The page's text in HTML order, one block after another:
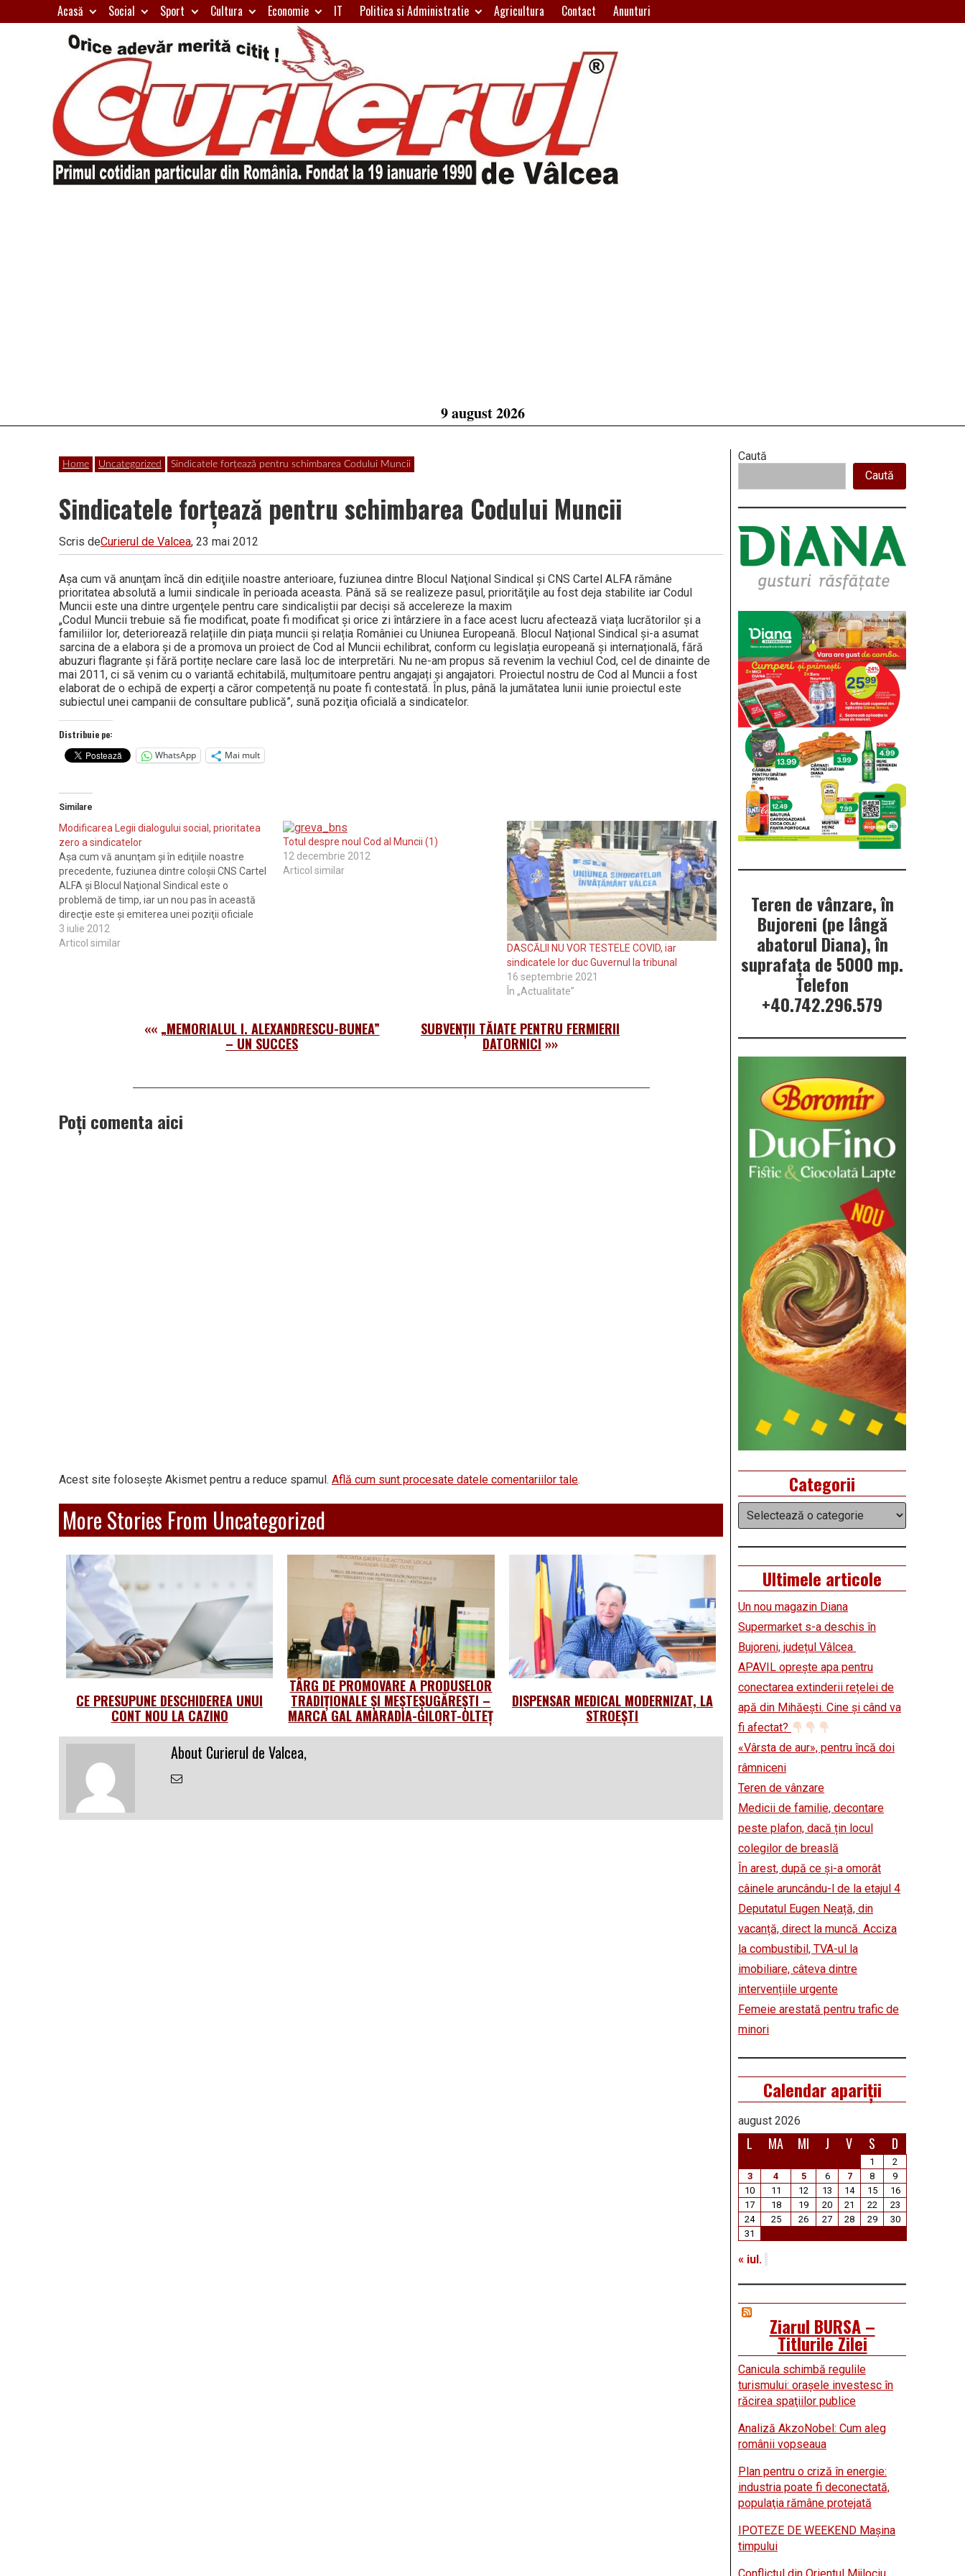
to
Acasă Social Sport Cultura Economie IT Politica si Administratie Agricultura Contact Anunturi
9 august 2026
Home Uncategorized Sindicatele forţează pentru schimbarea Codului Muncii
Sindicatele forţează pentru schimbarea Codului Muncii
Scris deCurierul de Valcea, 23 mai 2012
Aşa cum vă anunţam încă din ediţiile noastre anterioare, fuziunea dintre Blocul Naţional Sindical şi CNS Cartel ALFA rămâne
prioritatea absolută a lumii sindicale în perioada aceasta. Până să se realizeze pasul, priorităţile au fost deja stabilite iar Codul
Muncii este una dintre urgenţele pentru care sindicaliştii par decişi să accelereze la maxim
„Codul Muncii trebuie să fie modificat, poate fi modificat și orice zi întârziere în a face acest lucru afectează viața lucrătorilor și a
familiilor lor, deteriorează relațiile din piața muncii și relația României cu Uniunea Europeană. Blocul Național Sindical și-a asumat
sarcina de a elabora și de a promova un proiect de Cod al Muncii echilibrat, conform cu legislația europeană și internațională, fără
abuzuri flagrante și fără portițe neclare care lasă loc de interpretări. Nu ne-am propus să revenim la vechiul Cod, cel de dinainte de
mai 2011, ci să venim cu o variantă echitabilă, mulțumitoare pentru angajați și angajatori. Proiectul nostru de Cod al Muncii a fost
elaborat de o echipă de experți a căror competență nu poate fi contestată. În plus, până la jumătatea lunii iunie proiectul este
subiectul unei campanii de consultare publică”, sună poziţia oficială a sindicatelor.
Distribuie pe:
WhatsApp
Mai mult
Similare
Modificarea Legii dialogului social, prioritatea
zero a sindicatelor
Aşa cum vă anunţam şi în ediţiile noastre
precedente, fuziunea dintre coloşii CNS Cartel
ALFA şi Blocul Naţional Sindical este o
problemă de timp, iar un nou pas în această
direcţie este şi emiterea unei poziţii oficiale
co­mu­ne pe tema viitorului apropiat: „Con­siliile
generale ale Confederaţiei Naţionale Sindicale
3 iulie 2012
Articol similar
Totul despre noul Cod al Muncii (1)
12 decembrie 2012
Articol similar
DASCĂLII NU VOR TESTELE COVID, iar
sindicatele lor duc Guvernul la tribunal
16 septembrie 2021
În „Actualitate”
«« „MEMORIALUL I. ALEXANDRESCU-BUNEA”
– UN SUCCES
SUBVENŢII TĂIATE PENTRU FERMIERII
DATORNICI »»
Poți comenta aici
Acest site folosește Akismet pentru a reduce spamul. Află cum sunt procesate datele comentariilor tale.
More Stories From Uncategorized
CE PRESUPUNE DESCHIDEREA UNUI
CONT NOU LA CAZINO
TÂRG DE PROMOVARE A PRODUSELOR
TRADIȚIONALE ȘI MEȘTEȘUGĂREȘTI –
MARCA GAL AMARADIA-GILORT-OLTEȚ
DISPENSAR MEDICAL MODERNIZAT, LA
STROEȘTI
About Curierul de Valcea,
Email
Right
Asides
Caută
Caută
Teren de vânzare, în
Bujoreni (pe lângă
abatorul Diana), în
suprafața de 5000 mp.
Telefon
+40.742.296.579
Categorii
Categorii
Ultimele articole
Un nou magazin Diana
Supermarket s-a deschis în
Bujoreni, județul Vâlcea
APAVIL oprește apa pentru
conectarea extinderii rețelei de
apă din Mihăești. Cine și când va
fi afectat?
«Vârsta de aur», pentru încă doi
râmniceni
Teren de vânzare
Medicii de familie, decontare
peste plafon, dacă țin locul
colegilor de breaslă
În arest, după ce și-a omorât
câinele aruncându-l de la etajul 4
Deputatul Eugen Neață, din
vacanță, direct la muncă. Acciza
la combustibil, TVA-ul la
imobiliare, câteva dintre
intervențiile urgente
Femeie arestată pentru trafic de
minori
Calendar apariții
august 2026
L MA MI J V S D
1
2
3
4 5 6 7 8
9
10
11 12 13 14 15
16
17
18 19 20 21 22
23
24
25 26 27 28 29
30
31
« iul.
Ziarul BURSA –
Titlurile Zilei
Canicula schimbă regulile
turismului: oraşele investesc în
răcirea spaţiilor publice
Analiză AkzoNobel: Cum aleg
românii vopseaua
Plan pentru o criză în energie:
industria poate fi deconectată,
populaţia rămâne protejată
IPOTEZE DE WEEKEND Maşina
timpului